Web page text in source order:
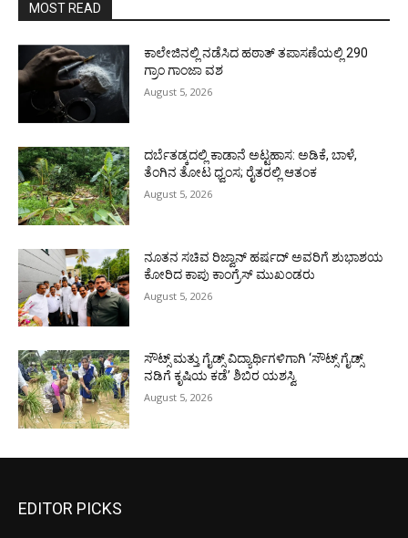
MOST READ
ಕಾಲೇಜಿನಲ್ಲಿ ನಡೆಸಿದ ಹಠಾತ್ ತಪಾಸಣೆಯಲ್ಲಿ 290
ಗ್ರಾಂ ಗಾಂಜಾ ವಶ
August 5, 2026
ದರ್ಬೆತಡ್ಕದಲ್ಲಿ ಕಾಡಾನೆ ಅಟ್ಟಹಾಸ: ಅಡಿಕೆ, ಬಾಳೆ,
ತೆಂಗಿನ ತೋಟ ಧ್ವಂಸ; ರೈತರಲ್ಲಿ ಆತಂಕ
August 5, 2026
ನೂತನ ಸಚಿವ ರಿಜ್ವಾನ್ ಹರ್ಷದ್ ಅವರಿಗೆ ಶುಭಾಶಯ
ಕೋರಿದ ಕಾಪು ಕಾಂಗ್ರೆಸ್ ಮುಖಂಡರು
August 5, 2026
ಸೌಟ್ಸ್ ಮತ್ತು ಗೈಡ್ಸ್ ವಿದ್ಯಾರ್ಥಿಗಳಿಗಾಗಿ ‘ಸೌಟ್ಸ್ ಗೈಡ್ಸ್
ನಡಿಗೆ ಕೃಷಿಯ ಕಡೆ’ ಶಿಬಿರ ಯಶಸ್ವಿ
August 5, 2026
EDITOR PICKS